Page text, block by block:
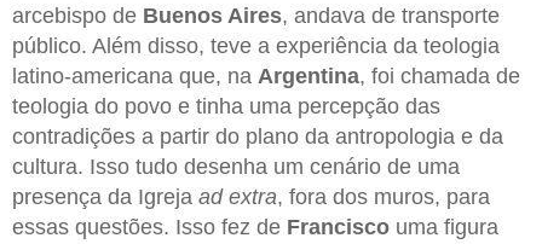
arcebispo de Buenos Aires, andava de transporte
público. Além disso, teve a experiência da teologia
latino-americana que, na Argentina, foi chamada de
teologia do povo e tinha uma percepção das
contradições a partir do plano da antropologia e da
cultura. Isso tudo desenha um cenário de uma
presença da Igreja ad extra, fora dos muros, para
essas questões. Isso fez de Francisco uma figura